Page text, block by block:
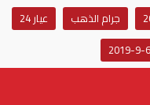
جرام الذهب
عيار 24